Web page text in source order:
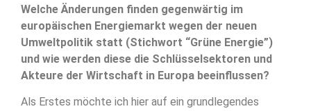
Welche Änderungen finden gegenwärtig im
europäischen Energiemarkt wegen der neuen
Umweltpolitik statt (Stichwort “Grüne Energie”)
und wie werden diese die Schlüsselsektoren und
Akteure der Wirtschaft in Europa beeinflussen?
Als Erstes möchte ich hier auf ein grundlegendes